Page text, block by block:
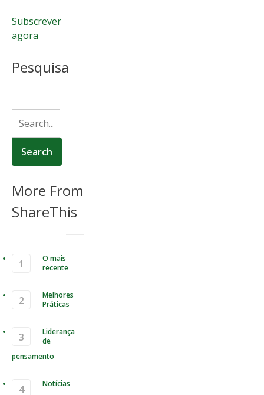
Subscrever
agora
Pesquisa
More From
ShareThis
O mais
recente
Melhores
Práticas
Liderança
de
pensamento
Notícias